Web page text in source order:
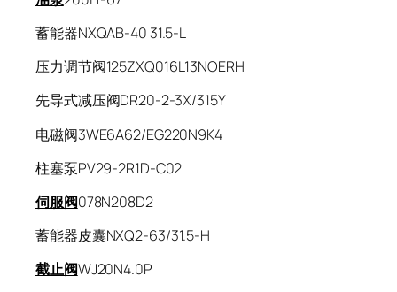
蓄能器NXQAB-40 31.5-L
压力调节阀125ZXQ016L13NOERH
先导式减压阀DR20-2-3X/315Y
电磁阀3WE6A62/EG220N9K4
柱塞泵PV29-2R1D-C02
伺服阀078N208D2
蓄能器皮囊NXQ2-63/31.5-H
截止阀WJ20N4.0P